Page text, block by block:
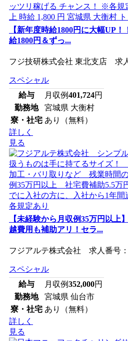
【新年度時給1800円に大幅UP
給1800円＆ずっ...
フジ技研株式会社 東北支店 求
スペシャル
給与
月収例401,724円
勤務地
宮城県 大衡村
寮・社宅 あり（無料）
詳しく
見る
【未経験から月収例35万円以上
越費用も補助アリ！セラ...
フジアルテ株式会社 求人番号：
スペシャル
給与
月収例352,000円
勤務地
宮城県 仙台市
寮・社宅 あり（無料）
詳しく
見る